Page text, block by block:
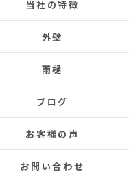
plagued by roof
and although
problem was
would reappear
depressing.
the cause identified
daily and
different
当社の特徴
外壁
雨樋
ブログ
お客様の声
お問い合わせ